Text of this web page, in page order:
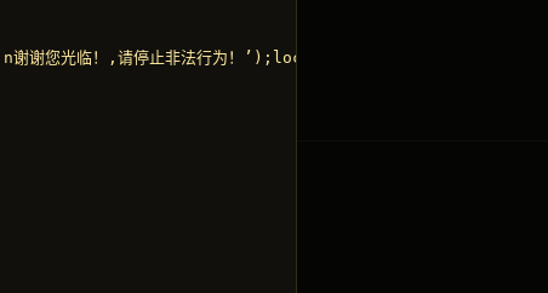
谢谢您光临！,请停止非法行为！